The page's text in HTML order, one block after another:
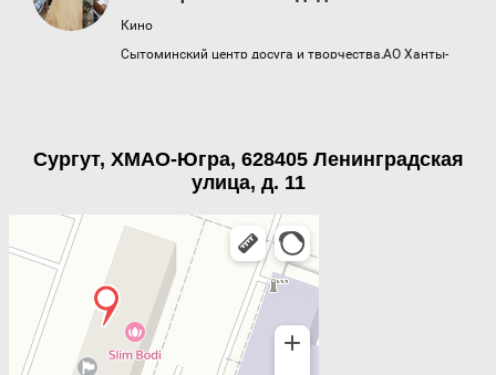
Сургут, ХМАО-Югра, 628405 Ленинградская
улица, д. 11